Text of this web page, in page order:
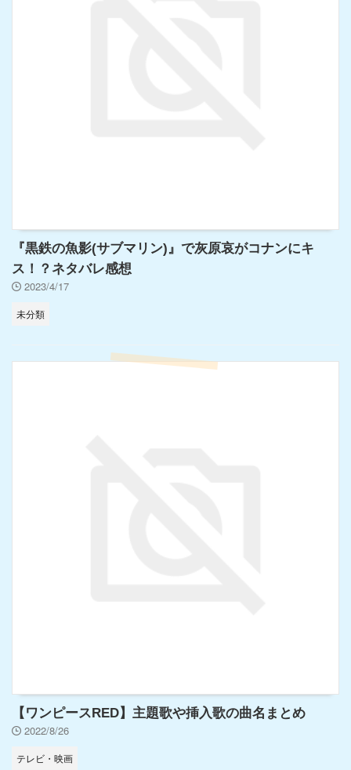
『黒鉄の魚影(サブマリン)』で灰原哀がコナンにキ
ス！？ネタバレ感想
2023/4/17
未分類
【ワンピースRED】主題歌や挿入歌の曲名まとめ
2022/8/26
テレビ・映画